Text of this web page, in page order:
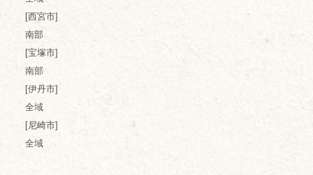
[西宮市]
南部
[宝塚市]
南部
[伊丹市]
全域
[尼崎市]
全域